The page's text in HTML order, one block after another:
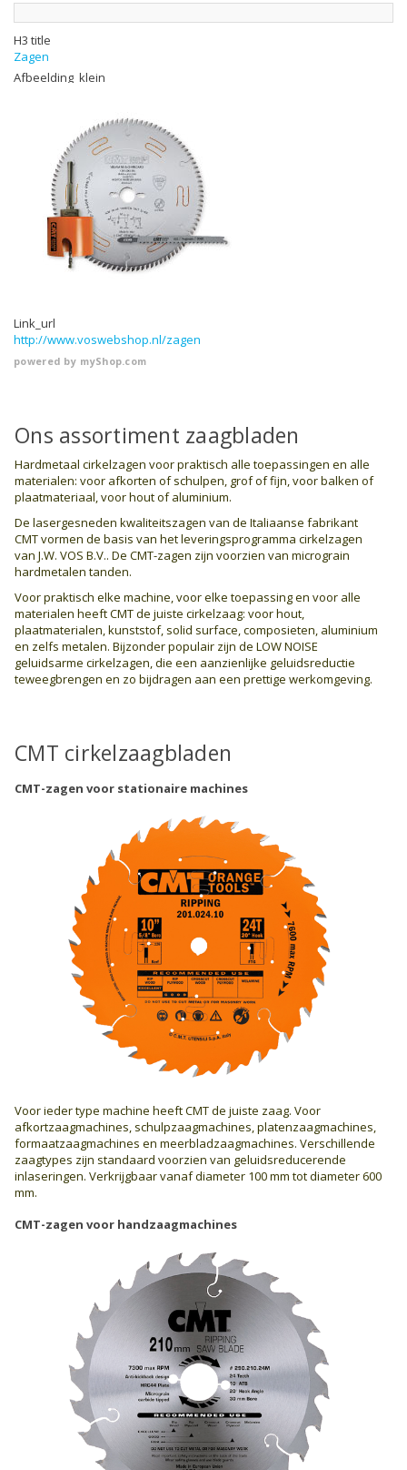
H3 title
Zagen
Afbeelding_klein
Link_url
http://www.voswebshop.nl/zagen
powered by myShop.com
Ons assortiment zaagbladen
Hardmetaal cirkelzagen voor praktisch alle toepassingen en alle
materialen: voor afkorten of schulpen, grof of fijn, voor balken of
plaatmateriaal, voor hout of aluminium.
De lasergesneden kwaliteitszagen van de Italiaanse fabrikant
CMT vormen de basis van het leveringsprogramma cirkelzagen
van J.W. VOS B.V.. De CMT-zagen zijn voorzien van micrograin
hardmetalen tanden.
Voor praktisch elke machine, voor elke toepassing en voor alle
materialen heeft CMT de juiste cirkelzaag: voor hout,
plaatmaterialen, kunststof, solid surface, composieten, aluminium
en zelfs metalen. Bijzonder populair zijn de LOW NOISE
geluidsarme cirkelzagen, die een aanzienlijke geluidsreductie
teweegbrengen en zo bijdragen aan een prettige werkomgeving.
CMT cirkelzaagbladen
CMT-zagen voor stationaire machines
Voor ieder type machine heeft CMT de juiste zaag. Voor
afkortzaagmachines, schulpzaagmachines, platenzaagmachines,
formaatzaagmachines en meerblad­zaagmachines. Verschillende
zaagtypes zijn standaard voorzien van geluids­reducerende
inlaseringen. Verkrijgbaar vanaf diameter 100 mm tot diameter 600
mm.
CMT-zagen voor handzaagmachines